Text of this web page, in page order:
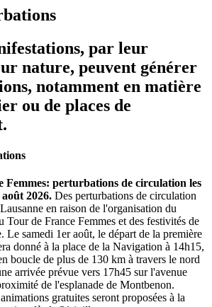
par leur
nature, peuvent générer
notamment en matière
ou de places de
Femmes: perturbations de circulation les
2026. Des perturbations de circulation
en raison de l'organisation du
Tour de France Femmes et des festivités de
Le samedi 1er août, le départ de la première
donné à la place de la Navigation à 14h15,
boucle de plus de 130 km à travers le nord
arrivée prévue vers 17h45 sur l'avenue
de l'esplanade de Montbenon.
gratuites seront proposées à la